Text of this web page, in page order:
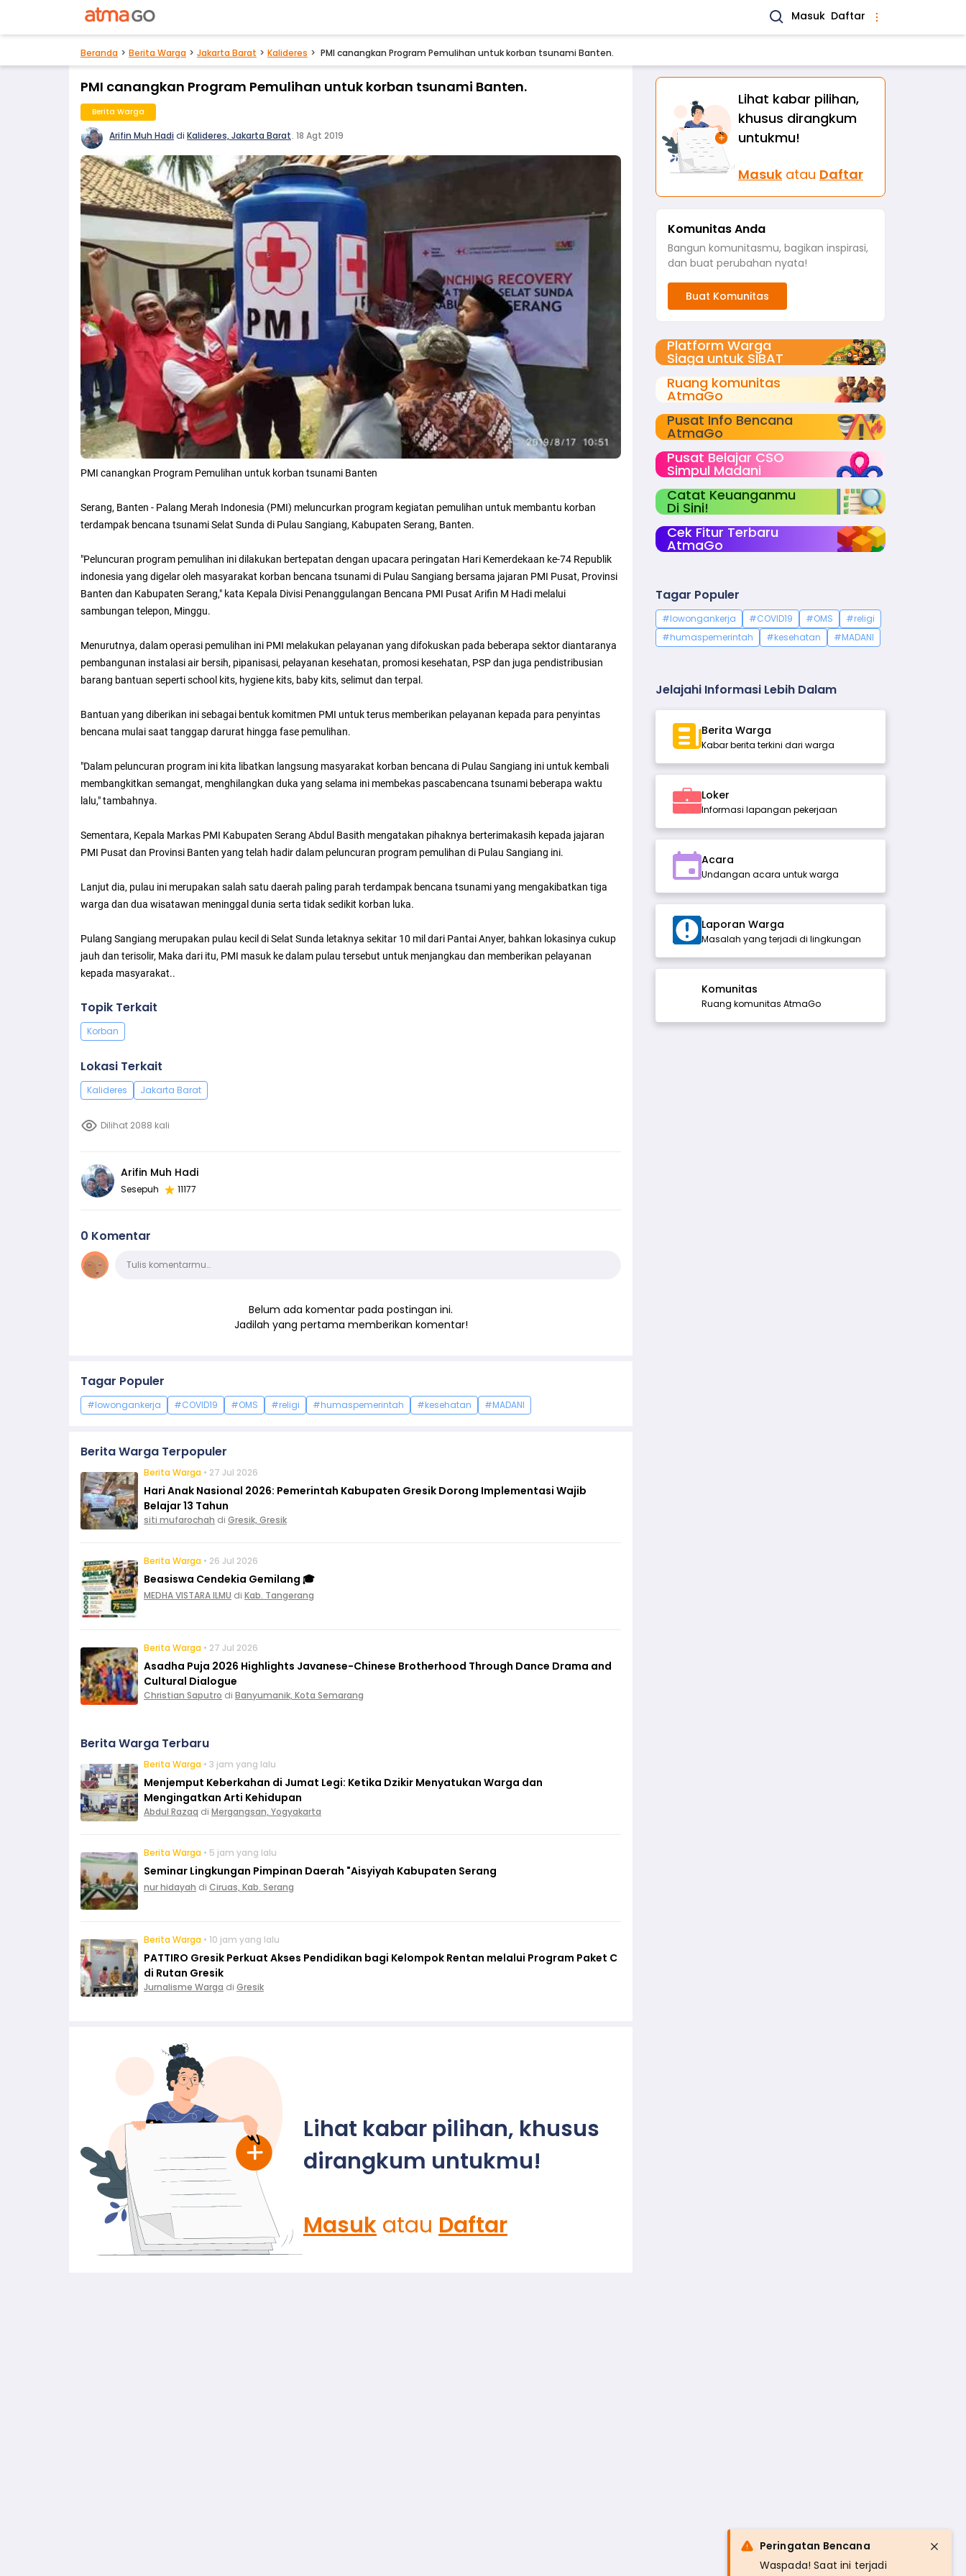
Masuk Daftar
Beranda Berita Warga Jakarta Barat Kalideres PMI canangkan Program Pemulihan untuk korban tsunami Banten.
PMI canangkan Program Pemulihan untuk korban tsunami Banten.
Berita Warga
Arifin Muh Hadidi Kalideres, Jakarta Barat. 18 Agt 2019
PMI canangkan Program Pemulihan untuk korban tsunami Banten
Serang, Banten - Palang Merah Indonesia (PMI) meluncurkan program kegiatan pemulihan untuk membantu korban
terdampak bencana tsunami Selat Sunda di Pulau Sangiang, Kabupaten Serang, Banten.
"Peluncuran program pemulihan ini dilakukan bertepatan dengan upacara peringatan Hari Kemerdekaan ke-74 Republik
indonesia yang digelar oleh masyarakat korban bencana tsunami di Pulau Sangiang bersama jajaran PMI Pusat, Provinsi
Banten dan Kabupaten Serang," kata Kepala Divisi Penanggulangan Bencana PMI Pusat Arifin M Hadi melalui
sambungan telepon, Minggu.
Menurutnya, dalam operasi pemulihan ini PMI melakukan pelayanan yang difokuskan pada beberapa sektor diantaranya
pembangunan instalasi air bersih, pipanisasi, pelayanan kesehatan, promosi kesehatan, PSP dan juga pendistribusian
barang bantuan seperti school kits, hygiene kits, baby kits, selimut dan terpal.
Bantuan yang diberikan ini sebagai bentuk komitmen PMI untuk terus memberikan pelayanan kepada para penyintas
bencana mulai saat tanggap darurat hingga fase pemulihan.
"Dalam peluncuran program ini kita libatkan langsung masyarakat korban bencana di Pulau Sangiang ini untuk kembali
membangkitkan semangat, menghilangkan duka yang selama ini membekas pascabencana tsunami beberapa waktu
lalu," tambahnya.
Sementara, Kepala Markas PMI Kabupaten Serang Abdul Basith mengatakan pihaknya berterimakasih kepada jajaran
PMI Pusat dan Provinsi Banten yang telah hadir dalam peluncuran program pemulihan di Pulau Sangiang ini.
Lanjut dia, pulau ini merupakan salah satu daerah paling parah terdampak bencana tsunami yang mengakibatkan tiga
warga dan dua wisatawan meninggal dunia serta tidak sedikit korban luka.
Pulang Sangiang merupakan pulau kecil di Selat Sunda letaknya sekitar 10 mil dari Pantai Anyer, bahkan lokasinya cukup
jauh dan terisolir, Maka dari itu, PMI masuk ke dalam pulau tersebut untuk menjangkau dan memberikan pelayanan
kepada masyarakat..
Topik Terkait
Korban
Lokasi Terkait
Kalideres Jakarta Barat
Dilihat 2088 kali
Arifin Muh Hadi
Sesepuh 11177
0 Komentar
KomentarTulis komentarmu…
Belum ada komentar pada postingan ini.
Jadilah yang pertama memberikan komentar!
Tagar Populer
#lowongankerja #COVID19 #OMS #religi #humaspemerintah #kesehatan #MADANI
Berita Warga Terpopuler
Berita Warga • 27 Jul 2026
Hari Anak Nasional 2026: Pemerintah Kabupaten Gresik Dorong Implementasi Wajib
Belajar 13 Tahun
siti mufarochah di Gresik, Gresik
Berita Warga • 26 Jul 2026
Beasiswa Cendekia Gemilang 🎓
MEDHA VISTARA ILMU di Kab. Tangerang
Berita Warga • 27 Jul 2026
Asadha Puja 2026 Highlights Javanese-Chinese Brotherhood Through Dance Drama and
Cultural Dialogue
Christian Saputro di Banyumanik, Kota Semarang
Berita Warga Terbaru
Berita Warga • 3 jam yang lalu
Menjemput Keberkahan di Jumat Legi: Ketika Dzikir Menyatukan Warga dan
Mengingatkan Arti Kehidupan
Abdul Razaq di Mergangsan, Yogyakarta
Berita Warga • 5 jam yang lalu
Seminar Lingkungan Pimpinan Daerah "Aisyiyah Kabupaten Serang
nur hidayah di Ciruas, Kab. Serang
Berita Warga • 10 jam yang lalu
PATTIRO Gresik Perkuat Akses Pendidikan bagi Kelompok Rentan melalui Program Paket C
di Rutan Gresik
Jurnalisme Warga di Gresik
Lihat kabar pilihan, khusus
dirangkum untukmu!
Masuk atau Daftar
Lihat kabar pilihan,
khusus dirangkum
untukmu!
Masuk atau Daftar
Komunitas Anda
Bangun komunitasmu, bagikan inspirasi,
dan buat perubahan nyata!
Buat Komunitas
Platform Warga
Siaga untuk SIBAT
Ruang komunitas
AtmaGo
Pusat Info Bencana
AtmaGo
Pusat Belajar CSO
Simpul Madani
Catat Keuanganmu
Di Sini!
Cek Fitur Terbaru
AtmaGo
Tagar Populer
#lowongankerja #COVID19 #OMS
#religi
#humaspemerintah
#kesehatan #MADANI
Jelajahi Informasi Lebih Dalam
Berita Warga
Kabar berita terkini dari warga
Loker
Informasi lapangan pekerjaan
Acara
Undangan acara untuk warga
Laporan Warga
Masalah yang terjadi di lingkungan
Komunitas
Ruang komunitas AtmaGo
Peringatan Bencana
Waspada! Saat ini terjadi